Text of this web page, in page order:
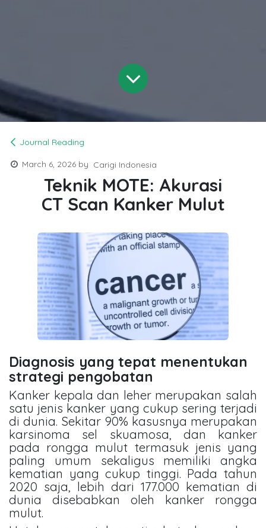
Journal Reading
March 6, 2026 by Carigi Indonesia
Teknik MOTE: Akurasi
CT Scan Kanker Mulut
Diagnosis yang tepat menentukan
strategi pengobatan
Kanker kepala dan leher merupakan salah
satu jenis kanker yang cukup sering terjadi
di dunia. Sekitar 90% kasusnya merupakan
karsinoma sel skuamosa, dan kanker
pada rongga mulut termasuk jenis yang
paling umum sekaligus memiliki angka
kematian yang cukup tinggi. Pada tahun
2020 saja, lebih dari 177.000 kematian di
dunia disebabkan oleh kanker rongga
mulut.